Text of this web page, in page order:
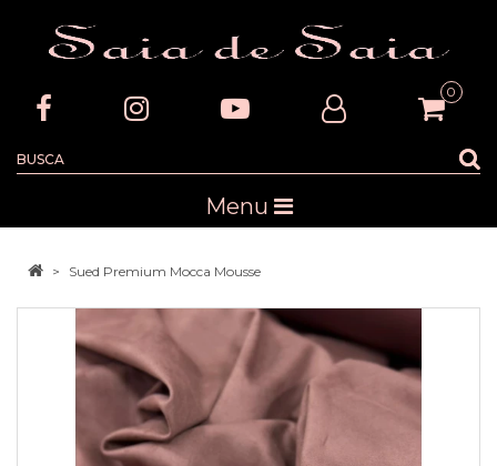
0
Menu
Sued Premium Mocca Mousse